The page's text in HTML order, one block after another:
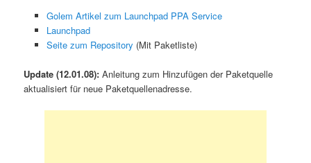
Golem Artikel zum Launchpad PPA Service
Launchpad
Seite zum Repository (Mit Paketliste)
Update (12.01.08): Anleitung zum Hinzufügen der Paketquelle
aktualisiert für neue Paketquellenadresse.